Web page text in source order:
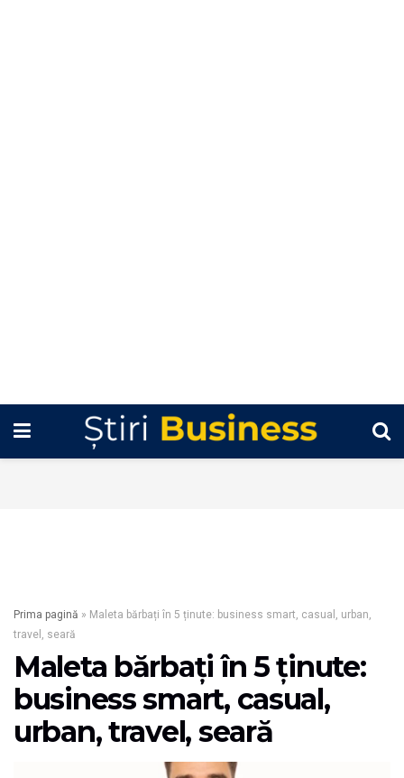
Prima pagină » Maleta bărbați în 5 ținute: business smart, casual, urban,
travel, seară
Maleta bărbați în 5 ținute:
business smart, casual,
urban, travel, seară